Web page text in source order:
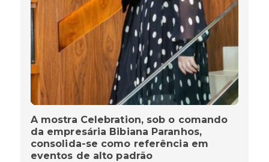
A mostra Celebration, sob o comando
da empresária Bibiana Paranhos,
consolida-se como referência em
eventos de alto padrão